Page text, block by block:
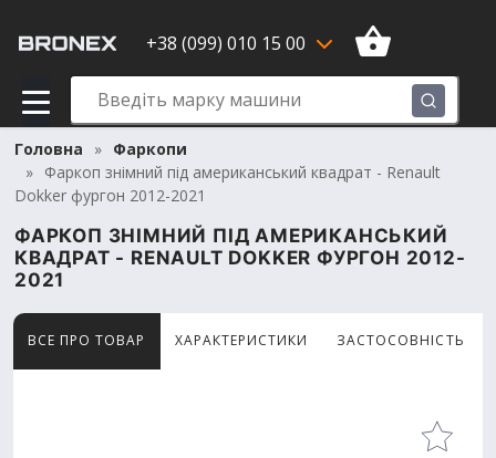
+38 (099) 010 15 00
Головна
Фаркопи
Фаркоп знімний під американський квадрат - Renault
Dokker фургон 2012-2021
ФАРКОП ЗНІМНИЙ ПІД АМЕРИКАНСЬКИЙ
КВАДРАТ - RENAULT DOKKER ФУРГОН 2012-
2021
ВСЕ ПРО ТОВАР ХАРАКТЕРИСТИКИ ЗАСТОСОВНІСТЬ
Товар переглядають наразi 5 відвідувачів